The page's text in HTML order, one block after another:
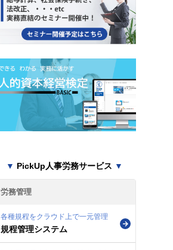
▼ PickUp人事労務サービス ▼
労務管理
各種規程をクラウド上で一元管理
規程管理システム